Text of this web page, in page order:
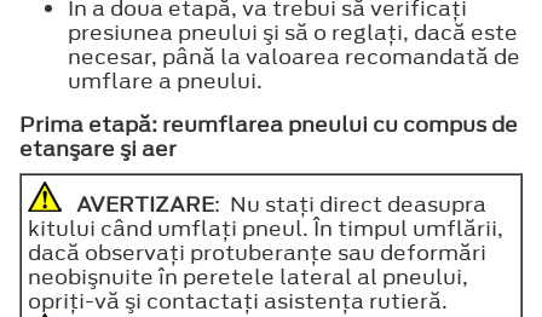
În a doua etapă, va trebui să verificaţi
presiunea pneului şi să o reglaţi, dacă este
necesar, până la valoarea recomandată de
umflare a pneului.
Prima etapă: reumflarea pneului cu compus de
etanşare şi aer
AVERTIZARE: Nu staţi direct deasupra
kitului când umflaţi pneul. În timpul umflării,
dacă observaţi protuberanţe sau deformări
neobişnuite în peretele lateral al pneului,
opriţi-vă şi contactaţi asistenţa rutieră.